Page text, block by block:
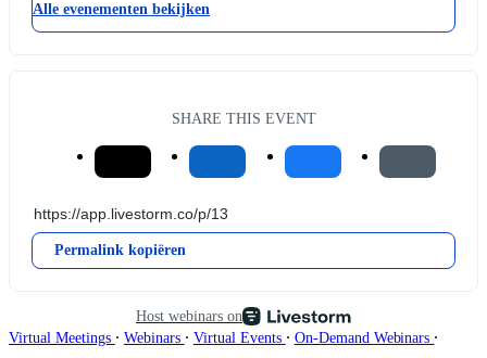
Alle evenementen bekijken
SHARE THIS EVENT
Permalink kopiëren
Host webinars on
Virtual Meetings ∙ Webinars ∙ Virtual Events ∙ On-Demand Webinars ∙